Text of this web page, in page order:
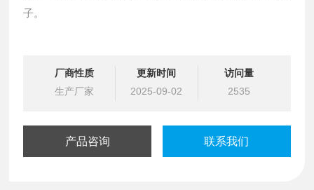
子。
厂商性质
生产厂家
更新时间
2025-09-02
访问量
2535
产品咨询 联系我们